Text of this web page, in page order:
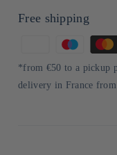
Free shipping
of
payment
*from €50 to a pickup
delivery in France